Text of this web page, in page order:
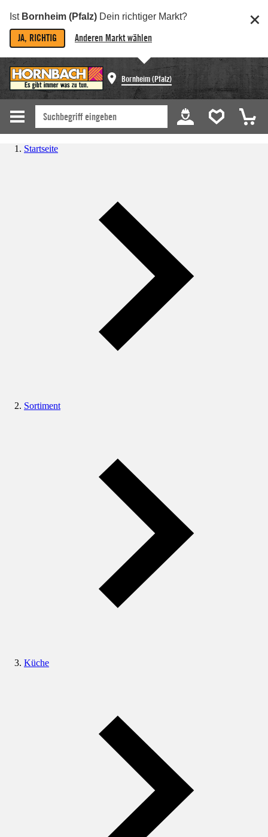
Ist Bornheim (Pfalz) Dein richtiger Markt?
JA, RICHTIG Anderen Markt wählen
Bornheim (Pfalz)
Startseite
Sortiment
Küche